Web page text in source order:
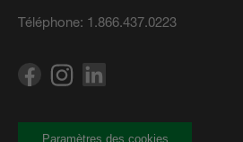
Téléphone: 1.866.437.0223
Paramètres des cookies